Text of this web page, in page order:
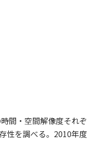
間・空間解像度それぞ
性を調べる。2010年度